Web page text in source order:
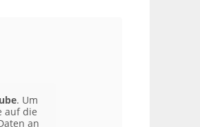
. Um
auf die
an